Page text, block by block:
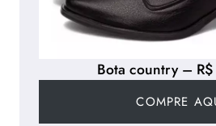
Bota country –
COMPRE